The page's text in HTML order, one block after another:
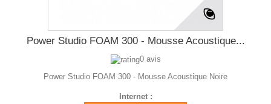
Power Studio FOAM 300 - Mousse Acoustique...
0 avis
Power Studio FOAM 300 - Mousse Acoustique Noire
Internet :